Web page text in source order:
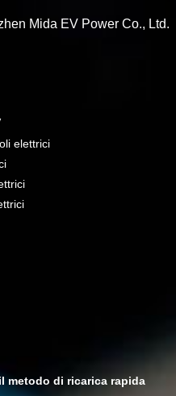
Mida EV Power Co., Ltd.
elettrici
metodo di ricarica rapida